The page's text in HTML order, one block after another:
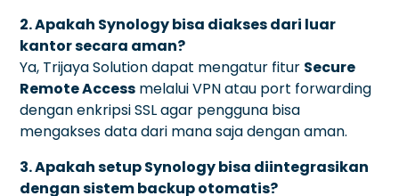
2. Apakah Synology bisa diakses dari luar
kantor secara aman?
Ya, Trijaya Solution dapat mengatur fitur Secure
Remote Access melalui VPN atau port forwarding
dengan enkripsi SSL agar pengguna bisa
mengakses data dari mana saja dengan aman.
3. Apakah setup Synology bisa diintegrasikan
dengan sistem backup otomatis?